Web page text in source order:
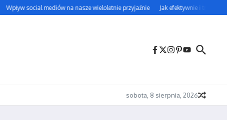
Wpływ social mediów na nasze wieloletnie przyjaźnie Jak efektywnie i trwale
sobota, 8 sierpnia, 2026